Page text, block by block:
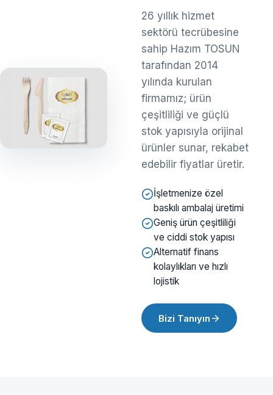
26 yıllık hizmet
sektörü tecrübesine
sahip Hazım TOSUN
tarafından 2014
yılında kurulan
firmamız; ürün
çeşitliliği ve güçlü
stok yapısıyla orijinal
ürünler sunar, rekabet
edebilir fiyatlar üretir.
İşletmenize özel
baskılı ambalaj üretimi
Geniş ürün çeşitliliği
ve ciddi stok yapısı
Alternatif finans
kolaylıkları ve hızlı
lojistik
Bizi Tanıyın